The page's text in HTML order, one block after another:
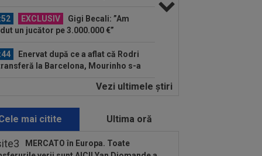
EXCLUSIV
Gigi Becali: ”Am
un jucător pe 3.000.000 €”
Enervat după ce a aflat că Rodri
la Barcelona, Mourinho s-a
Lovitură de
Antrenorul lui Tromso a surprins
lumea, după 5-0 cu CFR: ”Mai e
Vezi ultimele ştiri
mai citite Ultima oră
MERCATO în Europa. Toate